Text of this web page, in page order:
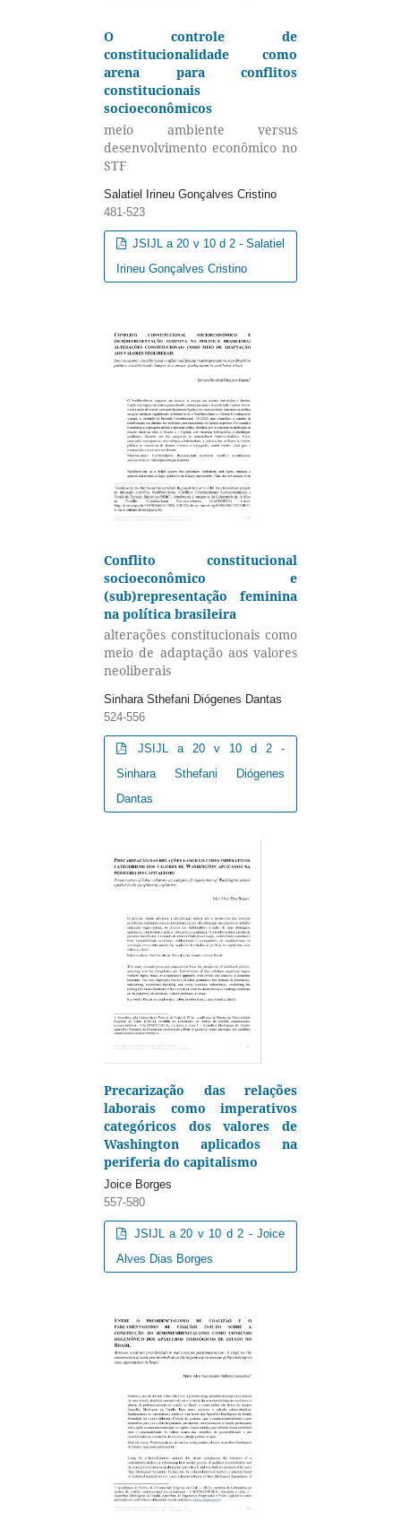
O controle de
constitucionalidade como
arena para conflitos
constitucionais
socioeconômicos
meio ambiente versus
desenvolvimento econômico no
STF
Salatiel Irineu Gonçalves Cristino
481-523
JSIJL a 20 v 10 d 2 - Salatiel
Irineu Gonçalves Cristino
Conflito constitucional
socioeconômico e
(sub)representação feminina
na política brasileira
alterações constitucionais como
meio de adaptação aos valores
neoliberais
Sinhara Sthefani Diógenes Dantas
524-556
JSIJL a 20 v 10 d 2 -
Sinhara Sthefani Diógenes
Dantas
Precarização das relações
laborais como imperativos
categóricos dos valores de
Washington aplicados na
periferia do capitalismo
Joice Borges
557-580
JSIJL a 20 v 10 d 2 - Joice
Alves Dias Borges